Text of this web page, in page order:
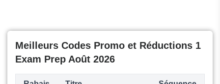
Meilleurs Codes Promo et Réductions 1
Exam Prep Août 2026